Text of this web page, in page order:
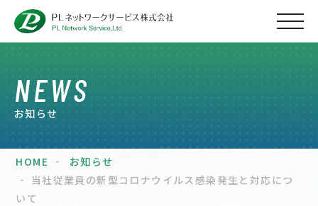
NEWS
お知らせ
HOME
お知らせ
当社従業員の新型コロナウイルス感染発生と対応につ
いて